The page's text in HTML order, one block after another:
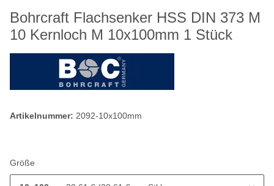
Bohrcraft Flachsenker HSS DIN 373 M
10 Kernloch M 10x100mm 1 Stück
Artikelnummer: 2092-10x100mm
Größe